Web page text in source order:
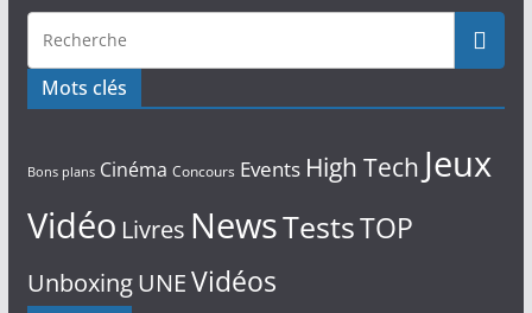
Mots clés
Bons plans Cinéma Concours Events High Tech Jeux
Vidéo Livres NewsTestsTOP
UnboxingUNEVidéos